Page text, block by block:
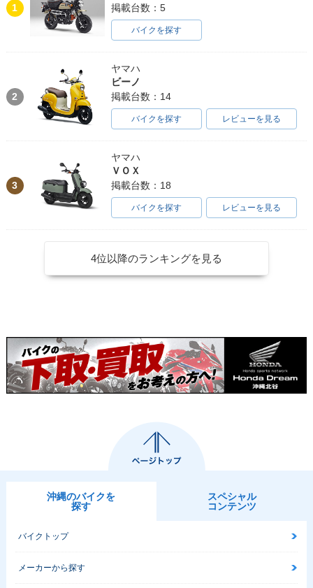
1
掲載台数：5
バイクを探す
2
ヤマハ
ビーノ
掲載台数：14
バイクを探す レビューを見る
3
ヤマハ
ＶＯＸ
掲載台数：18
バイクを探す レビューを見る
4位以降のランキングを見る
沖縄のバイクを
探す
スペシャル
コンテンツ
バイクトップ
メーカーから探す